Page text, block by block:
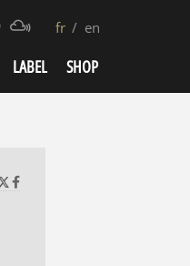
fr en
LABEL SHOP